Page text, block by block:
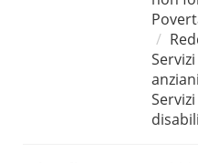
anziani
disabili